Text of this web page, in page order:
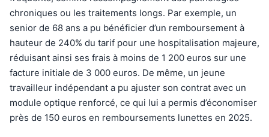
chroniques ou les traitements longs. Par exemple, un
senior de 68 ans a pu bénéficier d’un remboursement à
hauteur de 240% du tarif pour une hospitalisation majeure,
réduisant ainsi ses frais à moins de 1 200 euros sur une
facture initiale de 3 000 euros. De même, un jeune
travailleur indépendant a pu ajuster son contrat avec un
module optique renforcé, ce qui lui a permis d’économiser
près de 150 euros en remboursements lunettes en 2025.